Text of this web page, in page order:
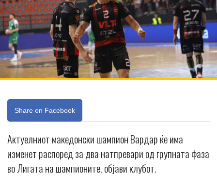
Share on Facebook
Актуелниот македонски шампион Вардар ќе има
изменет распоред за два натпревари од групната фаза
во Лигата на шампионите, објави клубот.